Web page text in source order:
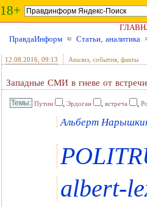
18+
ПравдаИнформ ≈ Статьи, аналитика
12.08.2016 , 09:13 Анализ, события, факты
Западные СМИ в гневе от
Путин , Эрдоган , встреча ,
Альберт
albert-